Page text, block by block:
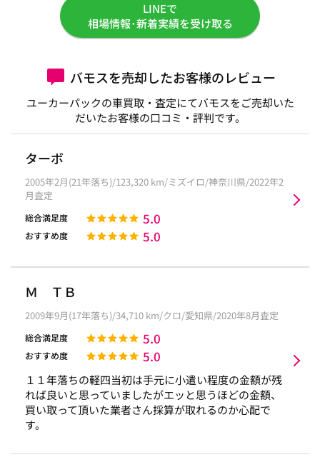
LINEで
相場情報･新着実績を受け取る
バモスを売却したお客様のレビュー
ユーカーパックの車買取・査定にてバモスをご売却いた
だいたお客様の口コミ・評判です。
ターボ
2005年2月(21年落ち)/123,320 km/ミズイロ/神奈川県/2022年2
月査定
総合満足度 5.0
おすすめ度 5.0
Ｍ ＴＢ
2009年9月(17年落ち)/34,710 km/クロ/愛知県/2020年8月査定
総合満足度 5.0
おすすめ度 5.0
１１年落ちの軽四当初は手元に小遣い程度の金額が残
れば良いと思っていましたがエッと思うほどの金額、
買い取って頂いた業者さん採算が取れるのか心配で
す。